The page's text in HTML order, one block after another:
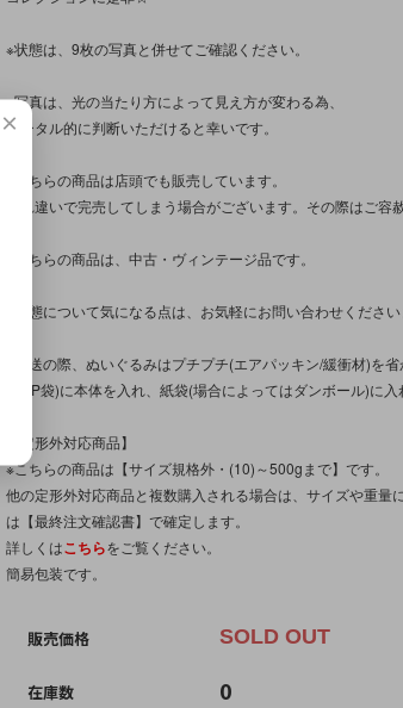
※状態は、9枚の写真と併せてご確認ください。
※写真は、光の当たり方によって見え方が変わる為、
トータル的に判断いただけると幸いです。
※こちらの商品は店頭でも販売しています。
入れ違いで完売してしまう場合がございます。その際はご容
※こちらの商品は、中古・ヴィンテージ品です。
※状態について気になる点は、お気軽にお問い合わせください
※発送の際、ぬいぐるみはプチプチ(エアパッキン/緩衝材)を
(OPP袋)に本体を入れ、紙袋(場合によってはダンボール)に入
【定形外対応商品】
※こちらの商品は【サイズ規格外・(10)～500gまで】です。
他の定形外対応商品と複数購入される場合は、サイズや重量
は【最終注文確認書】で確定します。
詳しくはこちらをご覧ください。
簡易包装です。
販売価格 SOLD OUT
在庫数 0
×